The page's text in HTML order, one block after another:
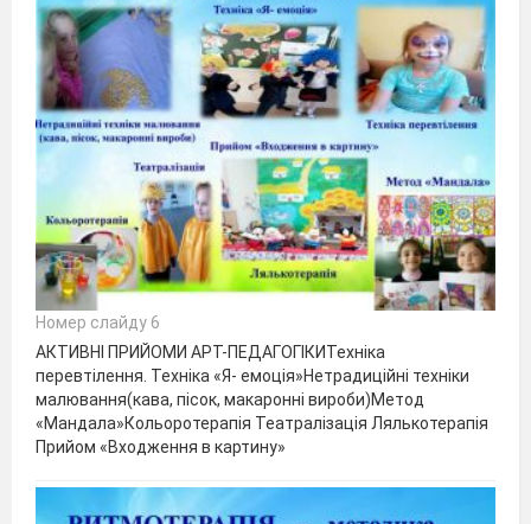
Номер слайду 6
АКТИВНІ ПРИЙОМИ АРТ-ПЕДАГОГІКИТехніка
перевтілення. Техніка «Я- емоція»Нетрадиційні техніки
малювання(кава, пісок, макаронні вироби)Метод
«Мандала»Кольоротерапія Театралізація Лялькотерапія
Прийом «Входження в картину»